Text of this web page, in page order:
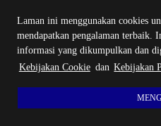
Laman ini menggunakan cookies
mendapatkan pengalaman
informasi yang dikumpulkan dan
Kebijakan Cookie dan Kebijakan
customer@axa-